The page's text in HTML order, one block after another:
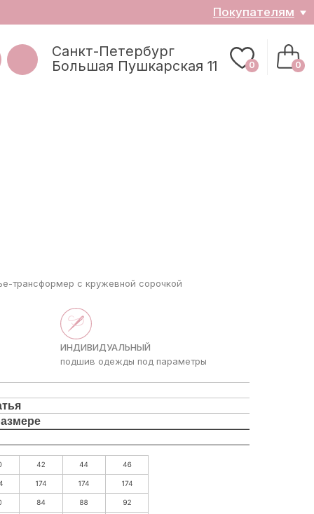
0
трансформер с кружевной сорочкой
ИНДИВИДУАЛЬНЫЙ
подшив одежды под параметры